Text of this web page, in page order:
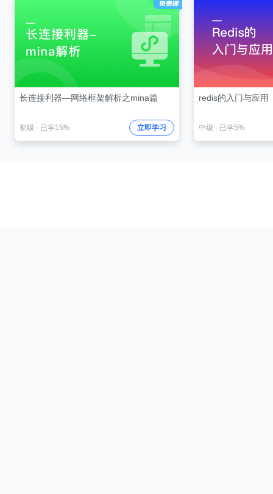
长连接利器—网络框架解析之mina篇
初级 · 已学15% 立即学习
redis的入门与应用
中级 · 已学5%